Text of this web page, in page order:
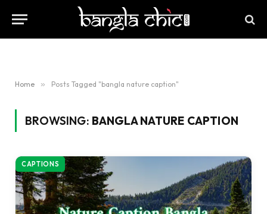
Home » Posts Tagged "bangla nature caption"
BROWSING: BANGLA NATURE CAPTION
CAPTIONS